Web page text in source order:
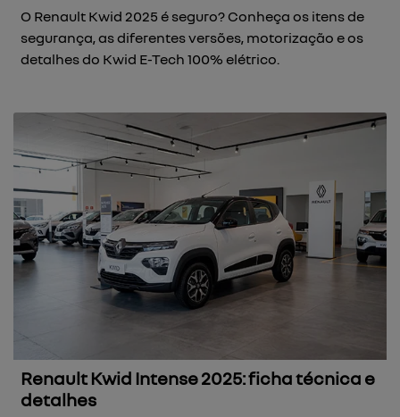
O Renault Kwid 2025 é seguro? Conheça os itens de
segurança, as diferentes versões, motorização e os
detalhes do Kwid E-Tech 100% elétrico.
Renault Kwid Intense 2025: ficha técnica e
detalhes